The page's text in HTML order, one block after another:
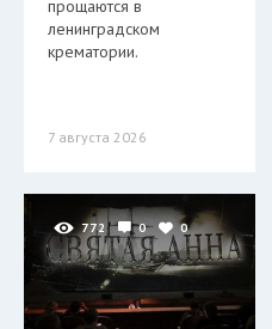
прощаются в
ленинградском
крематории.
7 августа 2026
772 0 0